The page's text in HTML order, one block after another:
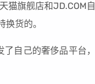
猫旗舰店和JD.COM自
货的。
自己的奢侈品平台，